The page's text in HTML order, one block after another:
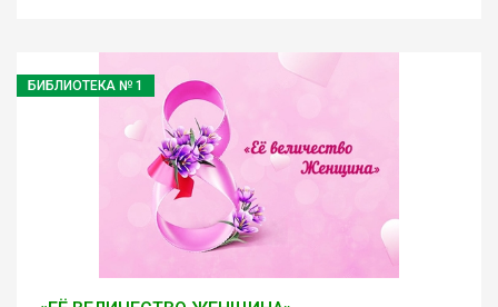
БИБЛИОТЕКА № 1